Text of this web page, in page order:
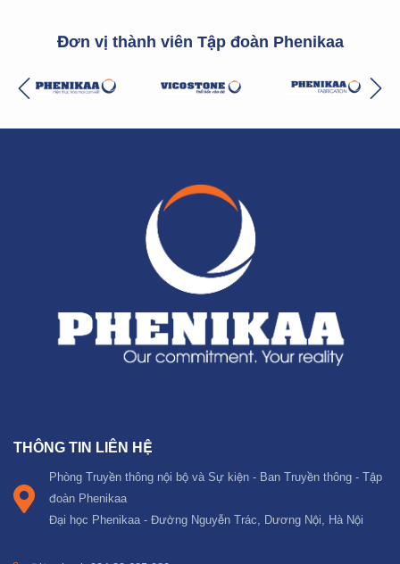
Đơn vị thành viên Tập đoàn Phenikaa
THÔNG TIN LIÊN HỆ
Phòng Truyền thông nội bộ và Sự kiện - Ban Truyền thông - Tập
đoàn Phenikaa
Đại học Phenikaa - Đường Nguyễn Trác, Dương Nội, Hà Nội